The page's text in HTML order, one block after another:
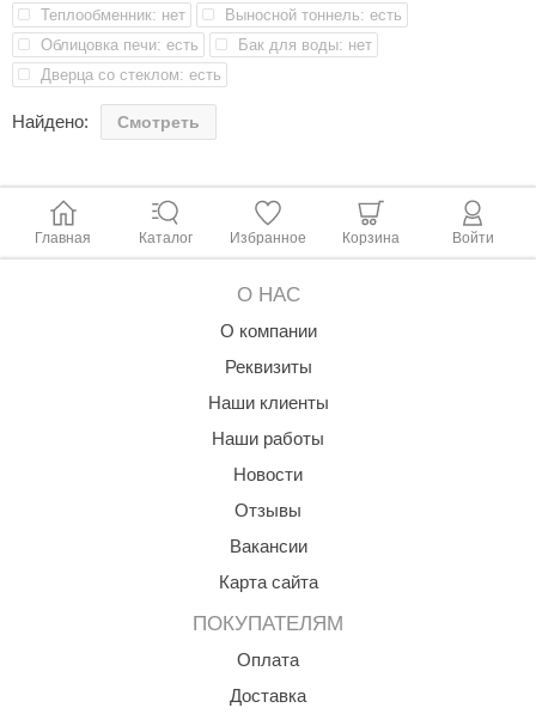
Сбоку и сзади 600 мм - 600 мм
Вперед 1200 мм
ПОДКЛЮЧЕНИЕ К ДЫМОХОДУ
Рекомендуемый диаметр дымохода 200-250 мм
Теплообменник: нет
Выносной тоннель: есть
Облицовка печи: есть
Бак для воды: нет
Дверца со стеклом: есть
Найдено: Смотреть
Главная Каталог Избранное Корзина Войти
О НАС
О компании
Реквизиты
Наши клиенты
Наши работы
Новости
Отзывы
Вакансии
Карта сайта
ПОКУПАТЕЛЯМ
Оплата
Доставка